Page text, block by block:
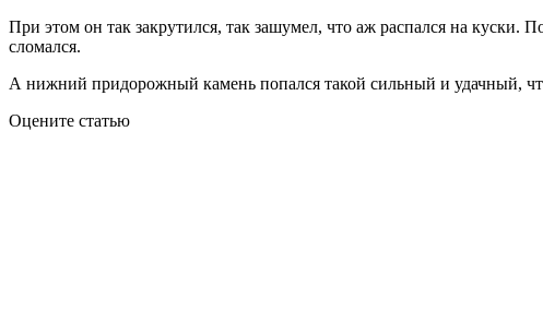
При этом он так закрутился, так зашумел, что аж распался на
сломался.
А нижний придорожный камень попался такой сильный и удачный,
Оцените статью